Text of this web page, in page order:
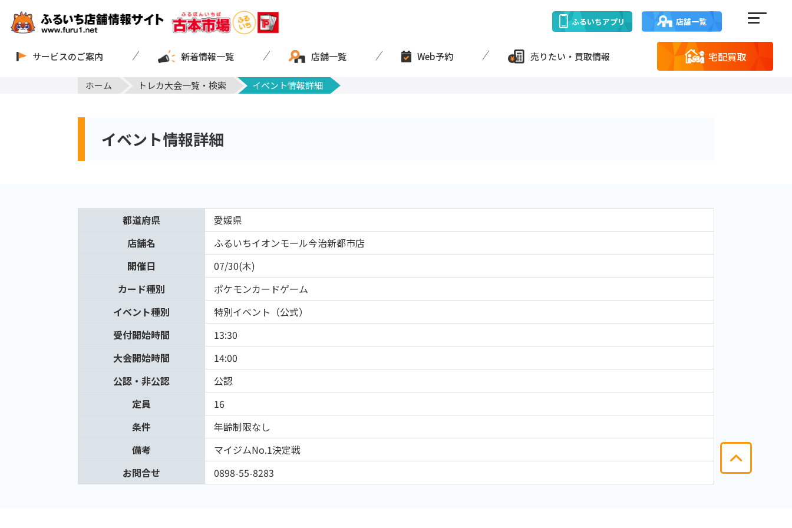
ふるいちアプリ 店舗一覧
サービスのご案内 新着情報一覧 店舗一覧 Web予約 売りたい・買取情報 宅配買取
ホーム トレカ大会一覧・検索 イベント情報詳細
イベント情報詳細
都道府県
愛媛県
店舗名
ふるいちイオンモール今治新都市店
開催日
07/30(木)
カード種別
ポケモンカードゲーム
イベント種別
特別イベント（公式）
受付開始時間
13:30
大会開始時間
14:00
公認・非公認
公認
定員
16
条件
年齢制限なし
備考
マイジムNo.1決定戦
お問合せ
0898-55-8283